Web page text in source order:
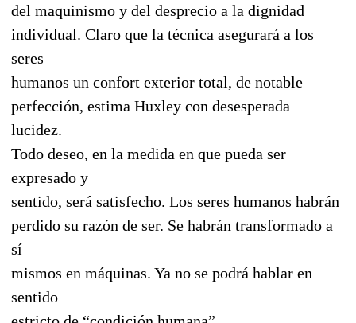
del maquinismo y del desprecio a la dignidad
individual. Claro que la técnica asegurará a los
seres
humanos un confort exterior total, de notable
perfección, estima Huxley con desesperada
lucidez.
Todo deseo, en la medida en que pueda ser
expresado y
sentido, será satisfecho. Los seres humanos habrán
perdido su razón de ser. Se habrán transformado a
sí
mismos en máquinas. Ya no se podrá hablar en
sentido